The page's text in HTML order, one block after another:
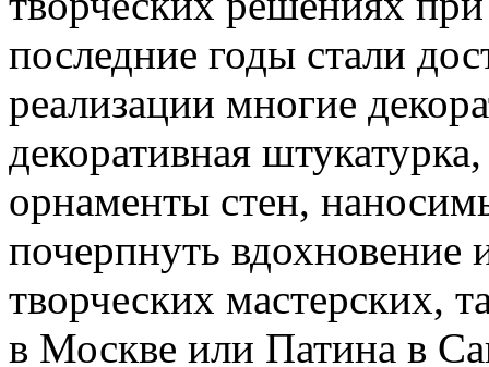
последние годы стали
реализации многие
декоративная
орнаменты стен,
почерпнуть вдохновение
творческих мастерских,
в Москве или Патина в